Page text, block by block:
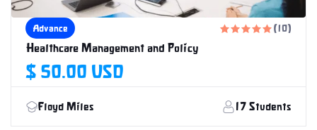
12 Weeks
Advance  (10)
Healthcare Management and Policy
$ 50.00 USD
Floyd Miles 17 Students